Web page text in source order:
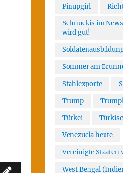
Pinupgirl
Schnuckis im
wird gut!
Sommer am
Stahlexporte
Trump Trumpl
Türkei
Venezuela heute
Vereinigte Staaten
West Bengal